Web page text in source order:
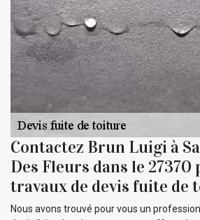
Contactez Brun Luigi à
Des Fleurs dans le 27370
travaux de devis fuite de
Nous avons trouvé pour vous un